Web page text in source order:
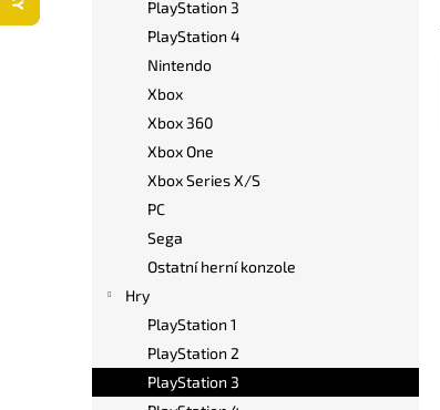
PlayStation 3
PlayStation 4
Nintendo
Xbox
Xbox 360
Xbox One
Xbox Series X/S
PC
Sega
Ostatní herní konzole
Hry
PlayStation 1
PlayStation 2
PlayStation 3